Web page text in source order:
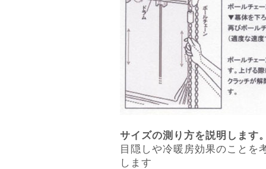
サイズの測り方を説明します
目隠しや冷暖房効果のことを
します